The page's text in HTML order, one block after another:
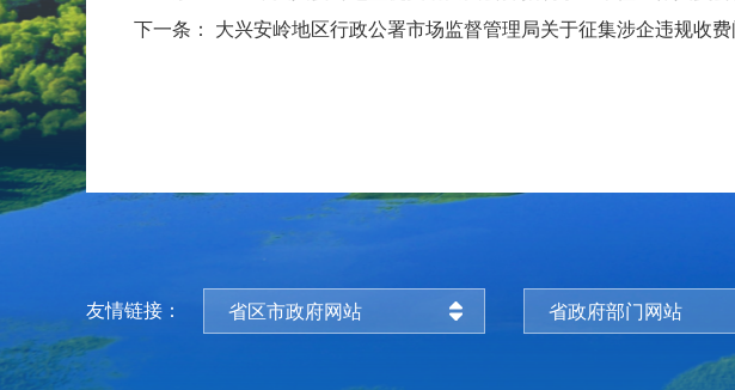
下一条：
大兴安岭地区行政公署市场监督管理局关于征集涉企违规收
友情链接： 省区市政府网站 省政府部门网站